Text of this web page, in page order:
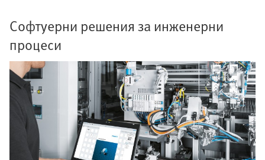
Софтуерни решения за инженерни
процеси